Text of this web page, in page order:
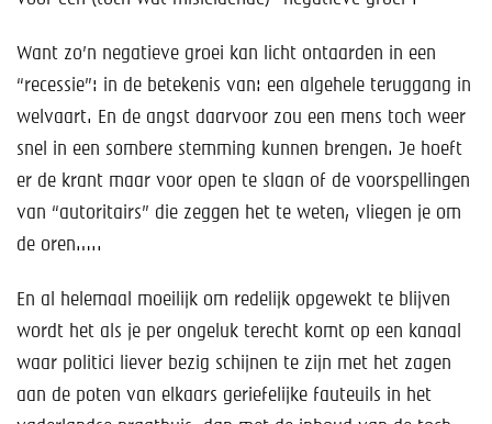
Want zo’n negatieve groei kan licht ontaarden in een
“recessie”: in de betekenis van: een algehele teruggang in
welvaart. En de angst daarvoor zou een mens toch weer
snel in een sombere stemming kunnen brengen. Je hoeft
er de krant maar voor open te slaan of de voorspellingen
van “autoritairs” die zeggen het te weten, vliegen je om
de oren…..
En al helemaal moeilijk om redelijk opgewekt te blijven
wordt het als je per ongeluk terecht komt op een kanaal
waar politici liever bezig schijnen te zijn met het zagen
aan de poten van elkaars geriefelijke fauteuils in het